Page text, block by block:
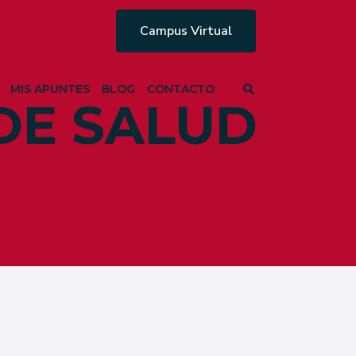
Campus Virtual
MIS APUNTES BLOG CONTACTO
SALUD